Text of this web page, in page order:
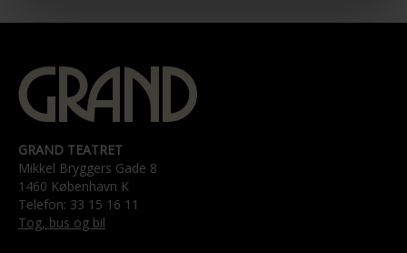
GRAND TEATRET
Mikkel Bryggers Gade 8
1460 København K
Telefon: 33 15 16 11
Tog, bus og bil